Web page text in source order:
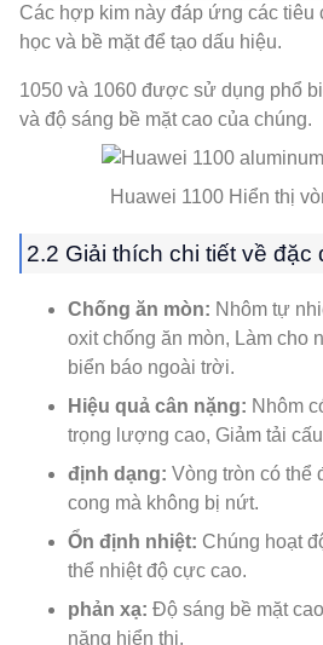
Các hợp kim này đáp ứng các
học và bề mặt để tạo dấu hiệu.
1050 và 1060 được sử dụng phổ
và độ sáng bề mặt cao của chúng.
Huawei 1100 Hiển thị
2.2 Giải thích chi tiết về đặc
Chống ăn mòn: Nhôm tự
oxit chống ăn mòn, Làm cho
biển báo ngoài trời.
Hiệu quả cân nặng: Nhôm
trọng lượng cao, Giảm tải
định dạng: Vòng tròn có thể
cong mà không bị nứt.
Ổn định nhiệt: Chúng hoạt
thể nhiệt độ cực cao.
phản xạ: Độ sáng bề mặt
năng hiển thị.